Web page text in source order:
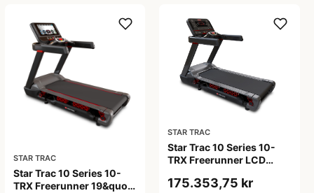
STAR TRAC
Star Trac 10 Series 10-
TRX Freerunner 19&quot;
STAR TRAC
Star Trac 10 Series 10-
TRX Freerunner LCD
175.353,75 kr